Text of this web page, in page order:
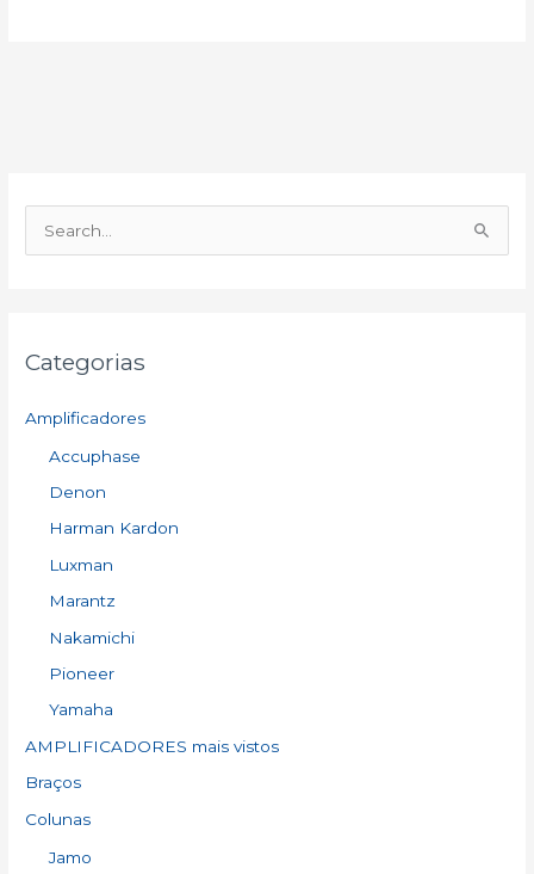
c
f
Categorias
Amplificadores
Accuphase
Denon
Harman Kardon
Luxman
Marantz
Nakamichi
Pioneer
Yamaha
AMPLIFICADORES mais vistos
Braços
Colunas
Jamo